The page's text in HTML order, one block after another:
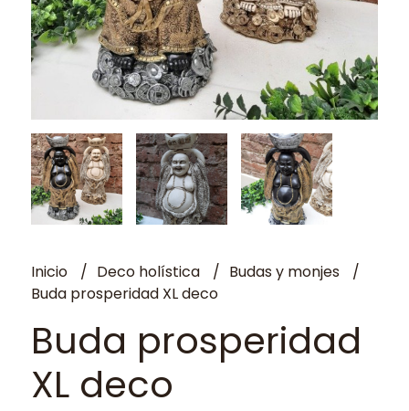
Inicio Deco holística
Budas y monjes
Buda prosperidad XL deco
Buda prosperidad
XL deco